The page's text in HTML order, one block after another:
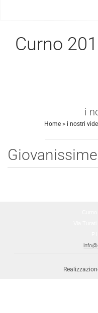
Curno
i
Home> i nostri
Invia
Giovanissime